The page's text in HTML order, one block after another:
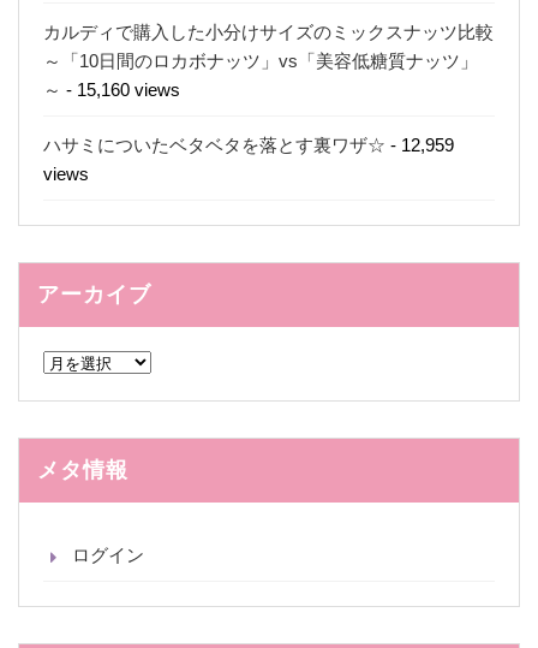
カルディで購入した小分けサイズのミックスナッツ比較
～「10日間のロカボナッツ」vs「美容低糖質ナッツ」
～ - 15,160 views
ハサミについたベタベタを落とす裏ワザ☆ - 12,959
views
アーカイブ
ア
イ
ブ
メタ情報
ログイン